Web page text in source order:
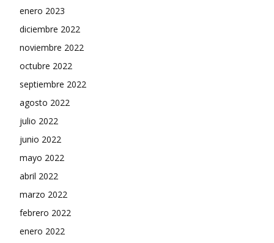
enero 2023
diciembre 2022
noviembre 2022
octubre 2022
septiembre 2022
agosto 2022
julio 2022
junio 2022
mayo 2022
abril 2022
marzo 2022
febrero 2022
enero 2022